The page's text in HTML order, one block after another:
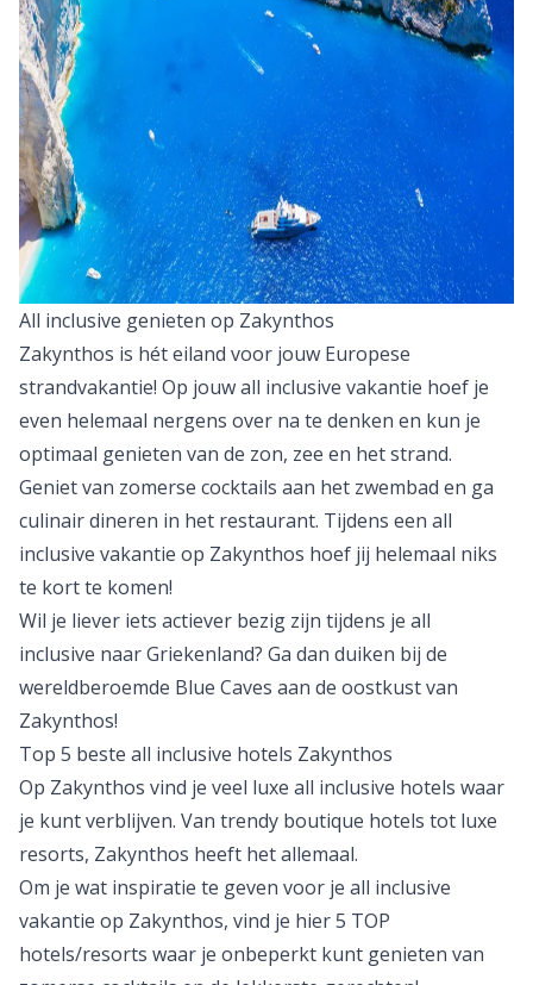
All inclusive genieten op Zakynthos
Zakynthos is hét eiland voor jouw Europese
strandvakantie! Op jouwall inclusive vakantie hoef je
even helemaal nergens over na te denken en kun je
optimaal genieten van de zon, zee en het strand.
Geniet van zomerse cocktails aan het zwembad en ga
culinair dineren in het restaurant. Tijdens een all
inclusive vakantie op Zakynthos hoef jij helemaal niks
te kort te komen!
Wil je liever iets actiever bezig zijn tijdens je all
inclusive naar Griekenland? Ga dan duiken bij de
wereldberoemde Blue Caves aan de oostkust van
Zakynthos!
Top 5 beste all inclusive hotels Zakynthos
Op Zakynthos vind je veel luxe all inclusive hotels waar
je kunt verblijven. Van trendy boutique hotels tot luxe
resorts, Zakynthos heeft het allemaal.
Om je wat inspiratie te geven voor je all inclusive
vakantie op Zakynthos, vind je hier 5 TOP
hotels/resorts waar je onbeperkt kunt genieten van